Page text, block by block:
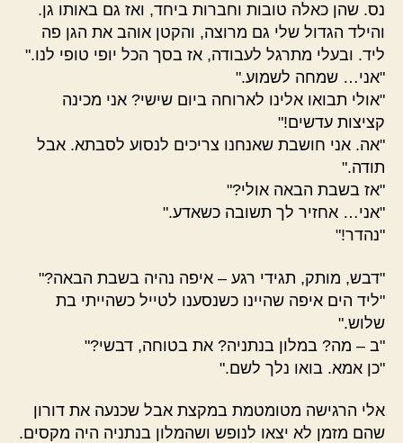
נס. שהן כאלה טובות וחברות ביחד, ואז גם באותו גן.
והילד הגדול שלי גם מרוצה, והקטן אוהב את הגן פה
ליד. ובעלי מתרגל לעבודה, אז בסך הכל יופי טופי לנו."
"אני… שמחה לשמוע."
"אולי תבואו אלינו לארוחה ביום שישי? אני מכינה
קציצות עדשים!"
"אה. אני חושבת שאנחנו צריכים לנסוע לסבתא. אבל
תודה."
"אז בשבת הבאה אולי?"
"אני… אחזיר לך תשובה כשאדע."
"נהדר!"
"דבש, מותק, תגידי רגע – איפה נהיה בשבת הבאה?"
"ליד הים איפה שהיינו כשנסענו לטייל כשהייתי בת
שלוש."
"ב – מה? במלון בנתניה? את בטוחה, דבשי?"
"כן אמא. בואו נלך לשם."
אלי הרגישה מטומטמת במקצת אבל שכנעה את דורון
שהם מזמן לא יצאו לנופש ושהמלון בנתניה היה מקסים.